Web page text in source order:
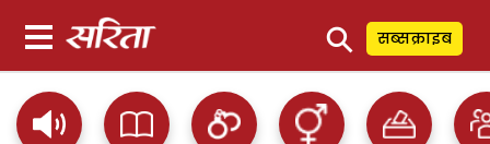
⚲ सब्सक्राइब